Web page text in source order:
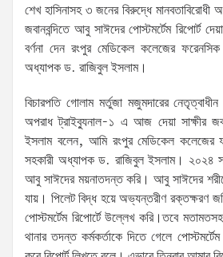
শেখ হাসিনাসহ ৩ জনের বিরুদ্ধে মানবতাবিরোধী
জবানবন্দিতে আবু সাঈদের পোস্টমর্টেম রিপোর্ট
বর্ণনা দেন রংপুর মেডিকেল কলেজের ফরেনসিক
অধ্যাপক ড. রাজিবুল ইসলাম।
বিচারপতি গোলাম মর্তুজা মজুমদারের
অপরাধ ট্রাইব্যুনাল-১ এ আজ দেয়া সাক্ষীর
ইসলাম বলেন, আমি রংপুর মেডিকেল কলেজের
সহকারী অধ্যাপক ড. রাজিবুল ইসলাম। ২০২৪
আবু সাঈদের ময়নাতদন্ত করি। আবু সাঈদের
যায়। পিলেট বিদ্ধ হয়ে অভ্যন্তরীণ রক্তক্ষরণ
পোস্টমর্টেম রিপোর্টে উল্লেখ করি।তবে
থানার তদন্ত কর্মকর্তাকে দিতে গেলে